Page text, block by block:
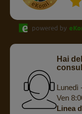
powered by
Hai
Lunedì
Ven
Linea